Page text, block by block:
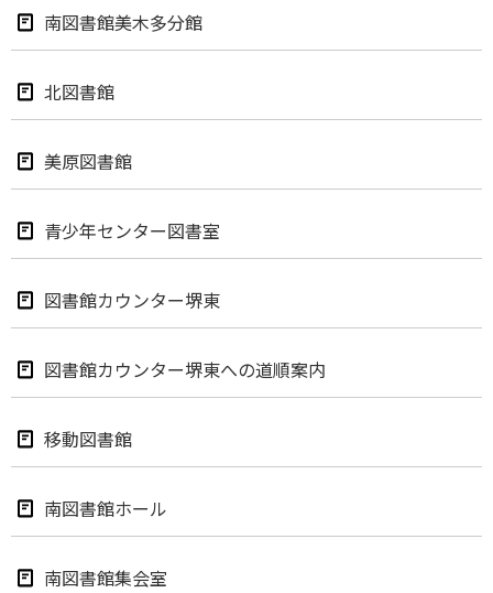
南図書館美木多分館
北図書館
美原図書館
青少年センター図書室
図書館カウンター堺東
図書館カウンター堺東への道順案内
移動図書館
南図書館ホール
南図書館集会室